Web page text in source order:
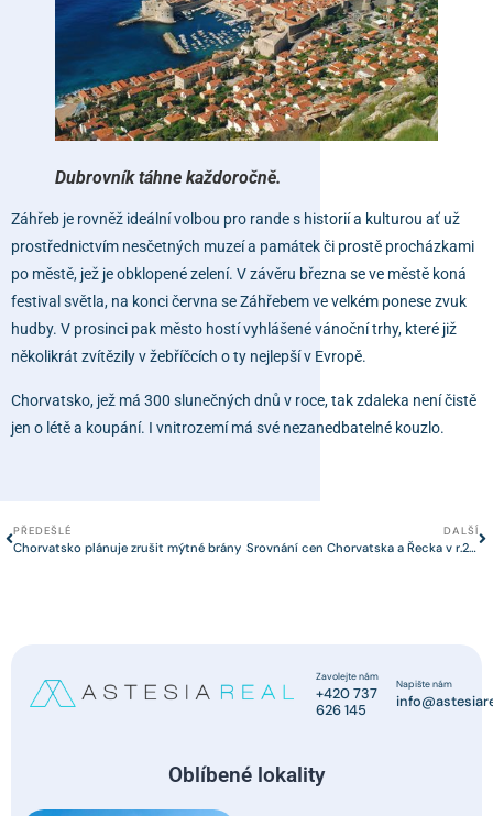
Dubrovník táhne každoročně.
Záhřeb je rovněž ideální volbou pro rande s historií a kulturou ať už
prostřednictvím nesčetných muzeí a památek či prostě procházkami
po městě, jež je obklopené zelení. V závěru března se ve městě koná
festival světla, na konci června se Záhřebem ve velkém ponese zvuk
hudby. V prosinci pak město hostí vyhlášené vánoční trhy, které již
několikrát zvítězily v žebříčcích o ty nejlepší v Evropě.
Chorvatsko, jež má 300 slunečných dnů v roce, tak zdaleka není čistě
jen o létě a koupání. I vnitrozemí má své nezanedbatelné kouzlo.
PŘEDEŠLÉ
Chorvatsko plánuje zrušit mýtné brány
DALŠÍ
Srovnání cen Chorvatska a Řecka v r.2024. Stále se vyplatí jet do Chorvatska autem
Zavolejte nám
+420 737
626 145
Napište nám
Oblíbené lokality